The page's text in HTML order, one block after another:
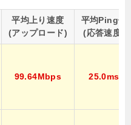
平均上り速度
(アップロード)
平均Ping値
(応答速度)
99.64Mbps 25.0ms